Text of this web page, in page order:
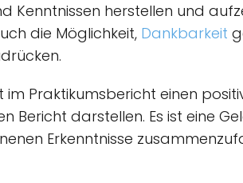
Kenntnissen herstellen und
die Möglichkeit, Dankbarkeit
im Praktikumsbericht einen
Bericht darstellen. Es ist eine
Erkenntnisse